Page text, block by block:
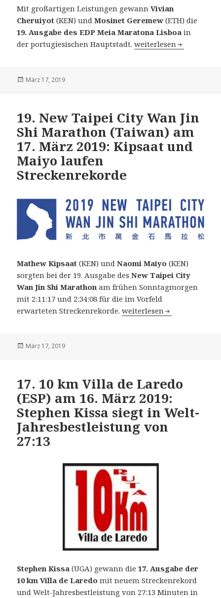
Mit großartigen Leistungen gewannVivian
Cheruiyot (KEN) undMosinet Geremew (ETH) die
19. Ausgabe des EDP Meia Maratona Lisboa in
der portugiesischen Hauptstadt.19. EDP Meia
weiterlesen
Veröffentlicht
März 17, 2019
19. New Taipei City Wan Jin
Shi Marathon (Taiwan) am
17. März 2019: Kipsaat und
Maiyo laufen
Streckenrekorde
Mathew Kipsaat (KEN) undNaomi Maiyo (KEN)
sorgten bei der 19. Ausgabe desNew Taipei City
Wan Jin Shi Marathon am frühen Sonntagmorgen
mit 2:11:17 und 2:34:08 für die im Vorfeld
erwarteten Streckenrekorde.19. New Taipei City Wan
weiterlesen
Veröffentlicht
März 17, 2019
17. 10 km Villa de Laredo
(ESP) am 16. März 2019:
Stephen Kissa siegt in Welt-
Jahresbestleistung von
27:13
Stephen Kissa (UGA) gewann die17. Ausgabe der
10 km Villa de Laredo mit neuem Streckenrekord
und Welt-Jahresbestleistung von 27:13 Minuten in